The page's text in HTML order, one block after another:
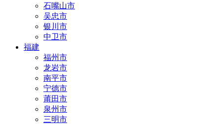
石嘴山市
吴忠市
银川市
中卫市
福建
福州市
龙岩市
南平市
宁德市
莆田市
泉州市
三明市